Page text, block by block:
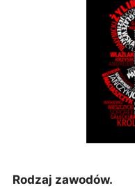
Rodzaj zawodów.